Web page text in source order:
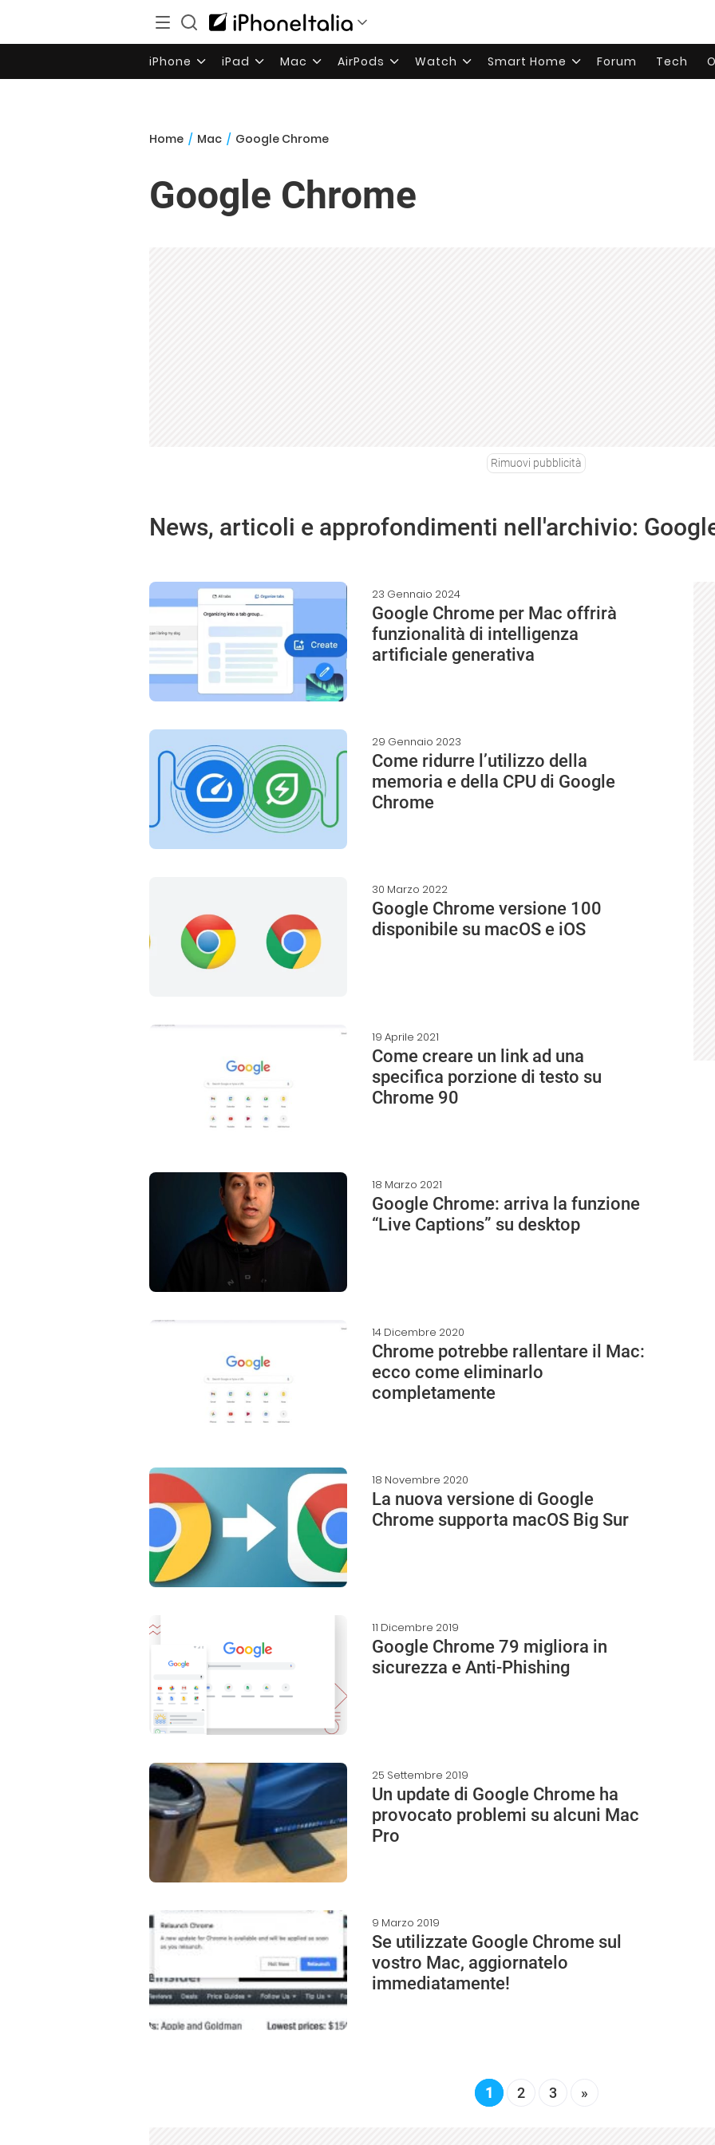
iPhone iPad Mac AirPods Watch Smart Home Forum Tech
Home / Mac / Google Chrome
Google Chrome
Rimuovi pubblicità
News, articoli e approfondimenti nell'archivio:
23 Gennaio 2024
Google Chrome per Mac offrirà
funzionalità di intelligenza
artificiale generativa
29 Gennaio 2023
Come ridurre l’utilizzo della
memoria e della CPU di Google
Chrome
30 Marzo 2022
Google Chrome versione 100
disponibile su macOS e iOS
19 Aprile 2021
Come creare un link ad una
specifica porzione di testo su
Chrome 90
18 Marzo 2021
Google Chrome: arriva la funzione
“Live Captions” su desktop
14 Dicembre 2020
Chrome potrebbe rallentare il Mac:
ecco come eliminarlo
completamente
18 Novembre 2020
La nuova versione di Google
Chrome supporta macOS Big Sur
11 Dicembre 2019
Google Chrome 79 migliora in
sicurezza e Anti-Phishing
25 Settembre 2019
Un update di Google Chrome ha
provocato problemi su alcuni Mac
Pro
9 Marzo 2019
Se utilizzate Google Chrome sul
vostro Mac, aggiornatelo
immediatamente!
1 2 3 »